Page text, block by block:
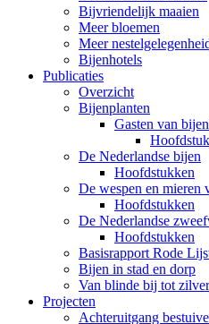
Bijvriendelijk maaien
Meer bloemen
Meer
Bijenhotels
Publicaties
Overzicht
Bijenplanten
Gasten van
De Nederlandse bijen
Hoofdstukken
De wespen en mieren
Hoofdstukken
De Nederlandse
Hoofdstukken
Basisrapport Rode
Bijen in stad en dorp
Van blinde bij tot
Projecten
Achteruitgang